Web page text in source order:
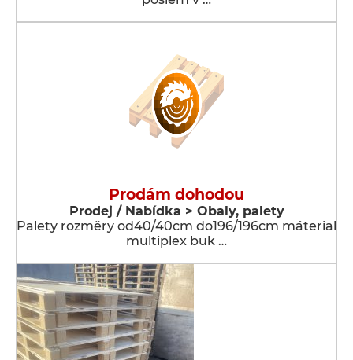
Prodám dohodou
Prodej / Nabídka > Obaly, palety
Palety rozměry od40/40cm do196/196cm máterial
multiplex buk …